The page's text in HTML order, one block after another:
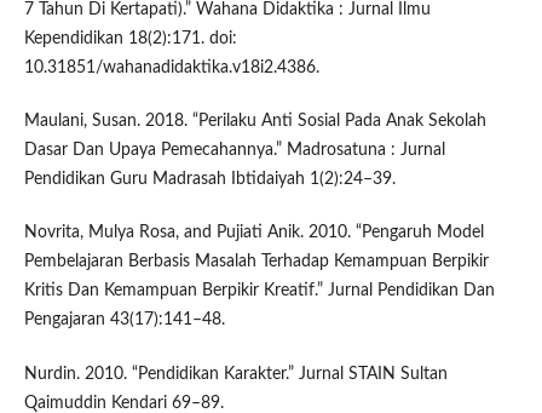
7 Tahun Di Kertapati).” Wahana Didaktika : Jurnal Ilmu
Kependidikan 18(2):171. doi:
10.31851/wahanadidaktika.v18i2.4386.
Maulani, Susan. 2018. “Perilaku Anti Sosial Pada Anak Sekolah
Dasar Dan Upaya Pemecahannya.” Madrosatuna : Jurnal
Pendidikan Guru Madrasah Ibtidaiyah 1(2):24–39.
Novrita, Mulya Rosa, and Pujiati Anik. 2010. “Pengaruh Model
Pembelajaran Berbasis Masalah Terhadap Kemampuan Berpikir
Kritis Dan Kemampuan Berpikir Kreatif.” Jurnal Pendidikan Dan
Pengajaran 43(17):141–48.
Nurdin. 2010. “Pendidikan Karakter.” Jurnal STAIN Sultan
Qaimuddin Kendari 69–89.